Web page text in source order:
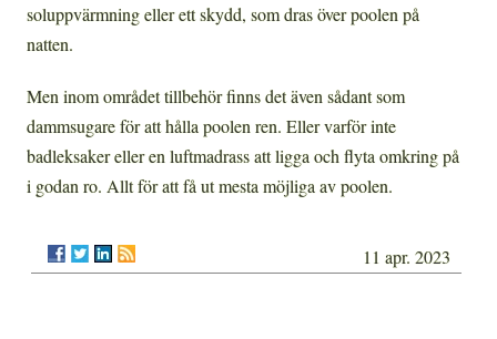
soluppvärmning eller ett skydd, som dras över poolen på
natten.
Men inom området tillbehör finns det även sådant som
dammsugare för att hålla poolen ren. Eller varför inte
badleksaker eller en luftmadrass att ligga och flyta omkring på
i godan ro. Allt för att få ut mesta möjliga av poolen.
11 apr. 2023